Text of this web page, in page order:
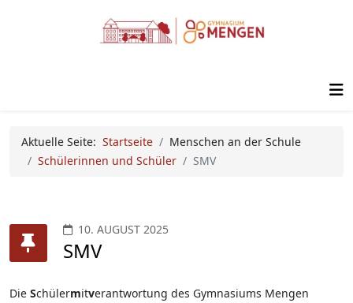
Aktuelle Seite: Startseite
Menschen an der Schule
Schülerinnen und Schüler
SMV
10. AUGUST 2025
SMV
Die Schülermitverantwortung des Gymnasiums Mengen